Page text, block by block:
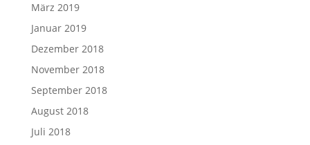
März 2019
Januar 2019
Dezember 2018
November 2018
September 2018
August 2018
Juli 2018